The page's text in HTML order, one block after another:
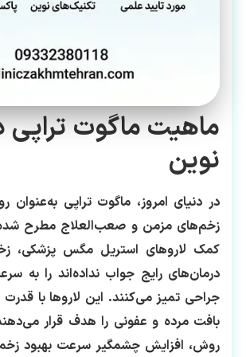
ماهیت ماگوت تراپی
نوین
در دنیای امروز، ماگوت تراپی به‌عنوان
زخم‌های مزمن و صعب‌العلاج مطرح شده
کمک لاروهای استریل مگس پزشکی، زخم
درمان‌های رایج جواب نداده‌اند را به
جراحی تمیز می‌کنند. این لاروها با قدرت
بافت مرده و عفونی را هدف قرار می‌دهند.
روش، افزایش چشمگیر سرعت بهبود زخم